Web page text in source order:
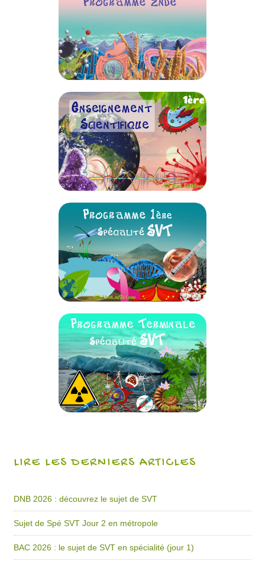
LIRE LES DERNIERS ARTICLES
DNB 2026 : découvrez le sujet de SVT
Sujet de Spé SVT Jour 2 en métropole
BAC 2026 : le sujet de SVT en spécialité (jour 1)